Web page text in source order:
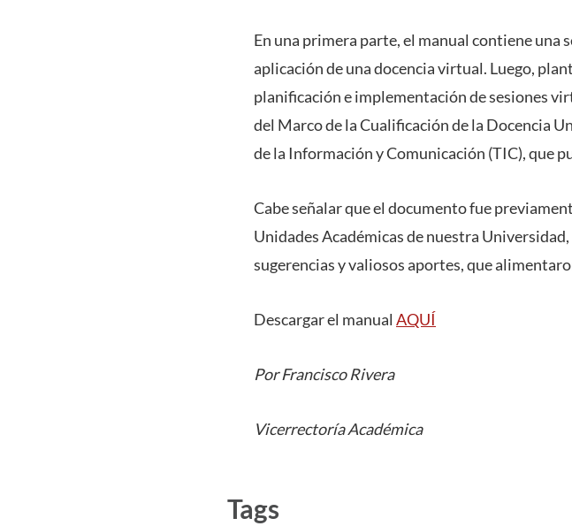
En una primera parte, el manual contiene una
aplicación de una docencia virtual. Luego,
planificación e implementación de sesiones
del Marco de la Cualificación de la Docencia
de la Información y Comunicación (TIC), que
Cabe señalar que el documento fue
Unidades Académicas de nuestra
sugerencias y valiosos aportes, que
Descargar el manual AQUÍ
Por Francisco Rivera
Vicerrectoría Académica
Tags